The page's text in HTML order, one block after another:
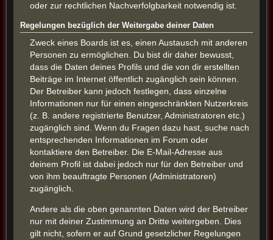
oder zur rechtlichen Nachverfolgbarkeit notwendig ist.
Regelungen bezüglich der Weitergabe deiner Daten
Zweck eines Boards ist es, einen Austausch mit anderen
Personen zu ermöglichen. Du bist dir daher bewusst,
dass die Daten deines Profils und die von dir erstellten
Beiträge im Internet öffentlich zugänglich sein können.
Der Betreiber kann jedoch festlegen, dass einzelne
Informationen nur für einen eingeschränkten Nutzerkreis
(z. B. andere registrierte Benutzer, Administratoren etc.)
zugänglich sind. Wenn du Fragen dazu hast, suche nach
entsprechenden Informationen im Forum oder
kontaktiere den Betreiber. Die E-Mail-Adresse aus
deinem Profil ist dabei jedoch nur für den Betreiber und
von ihm beauftragte Personen (Administratoren)
zugänglich.
Andere als die oben genannten Daten wird der Betreiber
nur mit deiner Zustimmung an Dritte weitergeben. Dies
gilt nicht, sofern er auf Grund gesetzlicher Regelungen